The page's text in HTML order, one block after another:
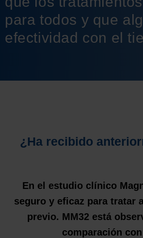
para todos y que
efectividad con el
¿Ha recibido
En el estudio clínico
seguro y eficaz para tratar
previo. MM32 está
comparación